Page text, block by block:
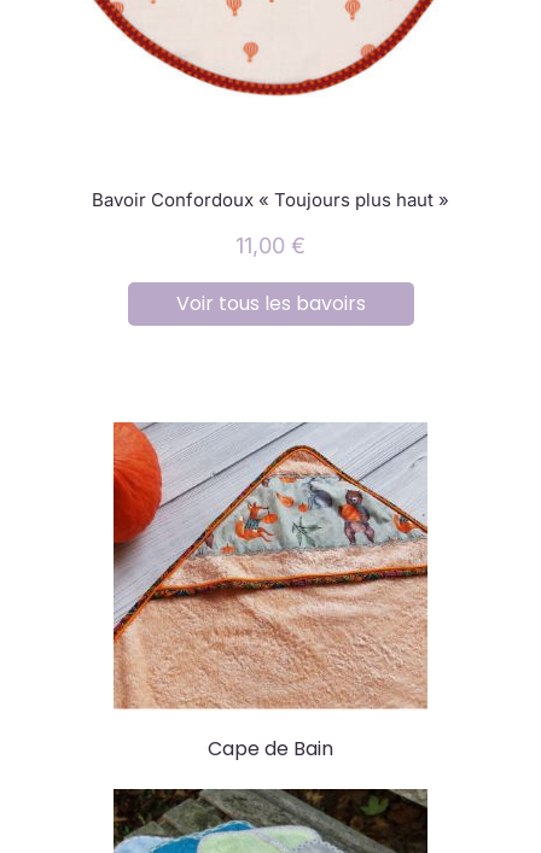
Bavoir Confordoux « Toujours plus haut »
11,00 €
Voir tous les bavoirs
Cape de Bain